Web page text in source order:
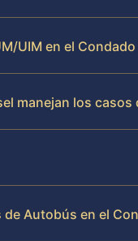
UIM en el
manejan los
Autobús en el